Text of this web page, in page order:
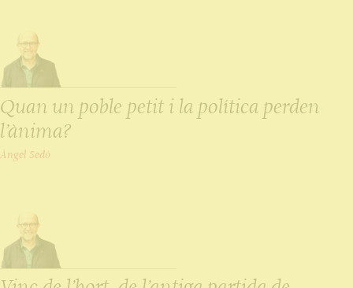
Quan un poble petit i la política perden
l’ànima?
Àngel Sedó